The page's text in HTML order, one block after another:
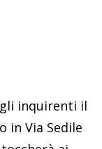
inquirenti il
in Via Sedile